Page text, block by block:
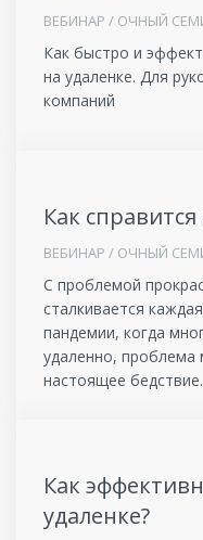
ВЕБИНАР / ОЧНЫЙ
Как быстро и
на удаленке. Для
компаний
Как
ВЕБИНАР / ОЧНЫЙ
C проблемой
сталкивается
пандемии, когда
удаленно, проблема
настоящее
Как
удаленке?